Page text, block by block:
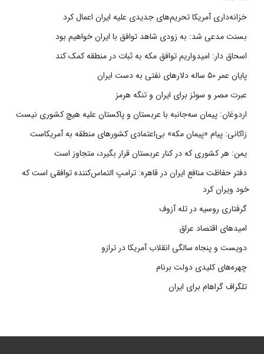
خزانه‌داری آمریکا تحریم‌های جدیدی علیه ایران اعمال کرد
بسنت مدعی شد: به زودی شاهد توافق با ایران خواهیم بود
اسحاق دار: امیدواریم توافق مکه به ثبات در منطقه کمک کند
پایان عمر ۵۰ ساله دلارهای نفتی به دست ایران
عبرت مصر و سوئز برای ایران و تنگه هرمز
اردوغان: پیمان سه‌جانبه با عربستان و پاکستان علیه هیچ کشوری نیست
زاکانی: پیام «پیمان مکه» بی‌اعتمادی کشورهای منطقه به آمریکاست
یمن: هر کشوری که در کنار عربستان قرار بگیرد، متجاوز است
دفتر حفاظت منافع ایران در قاهره: ترامپ التماس‌کننده توافقی است که
خود ویران کرد
گرفتاری روسیه در تله آزوف
امیدهای اقتصاد عراق
دویست و پنجاه سالگی انقلاب آمریکا در ترازو
چهره‌های کلیدی دولت برنام
تلگراف گراهام برای ایران